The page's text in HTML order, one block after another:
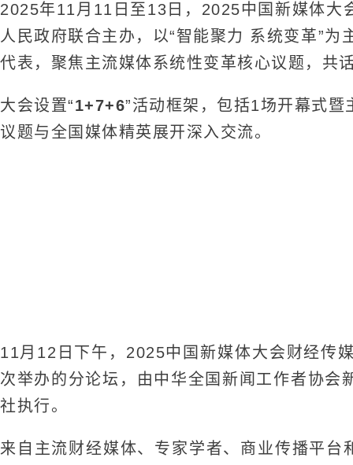
2025年11月11日至13日，2025中国新媒体大
人民政府联合主办，以“智能聚力 系统变革”
代表，聚焦主流媒体系统性变革核心议题，共
大会设置“1+7+6”活动框架，包括1场开幕式
议题与全国媒体精英展开深入交流。
11月12日下午，2025中国新媒体大会财经传
次举办的分论坛，由中华全国新闻工作者协
社执行。
来自主流财经媒体、专家学者、商业传播平